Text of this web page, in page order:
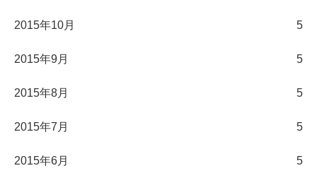
2015年10月 5
2015年9月 5
2015年8月 5
2015年7月 5
2015年6月 5